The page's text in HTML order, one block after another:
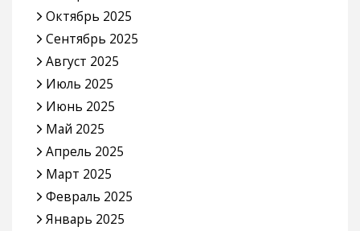
Октябрь 2025
Сентябрь 2025
Август 2025
Июль 2025
Июнь 2025
Май 2025
Апрель 2025
Март 2025
Февраль 2025
Январь 2025